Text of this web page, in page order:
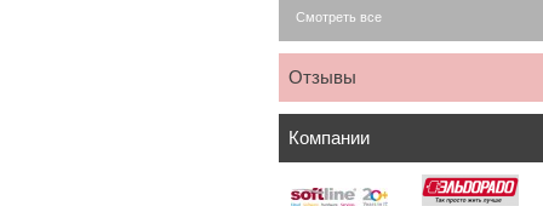
Смотреть все
Отзывы
Компании